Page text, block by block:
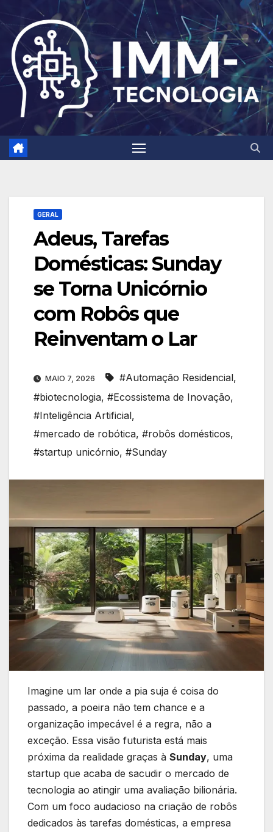
to
content
GERAL
Adeus, Tarefas
Domésticas: Sunday
se Torna Unicórnio
com Robôs que
Reinventam o Lar
MAIO 7, 2026 #Automação Residencial,
#biotecnologia, #Ecossistema de Inovação,
#Inteligência Artificial,
#mercado de robótica, #robôs domésticos,
#startup unicórnio, #Sunday
Imagine um lar onde a pia suja é coisa do
passado, a poeira não tem chance e a
organização impecável é a regra, não a
exceção. Essa visão futurista está mais
próxima da realidade graças à Sunday, uma
startup que acaba de sacudir o mercado de
tecnologia ao atingir uma avaliação bilionária.
Com um foco audacioso na criação de robôs
dedicados às tarefas domésticas, a empresa